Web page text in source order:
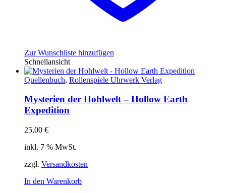
Zur Wunschliste hinzufügen
Schnellansicht
Quellenbuch, Rollenspiele Uhrwerk Verlag
Mysterien der Hohlwelt – Hollow Earth
Expedition
25,00 €
inkl. 7 % MwSt.
zzgl. Versandkosten
In den Warenkorb